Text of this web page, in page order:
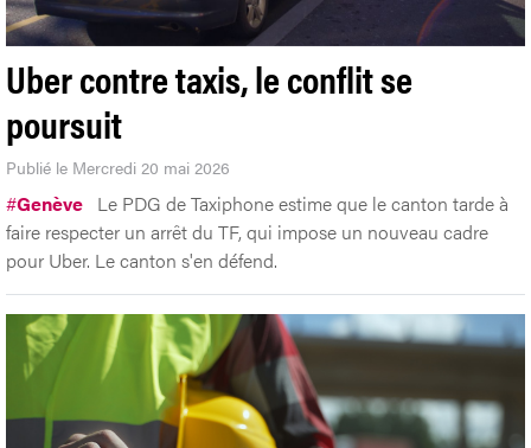
Uber contre taxis, le conflit se
poursuit
Publié le Mercredi 20 mai 2026
#Genève Le PDG de Taxiphone estime que le canton tarde à
faire respecter un arrêt du TF, qui impose un nouveau cadre
pour Uber. Le canton s'en défend.